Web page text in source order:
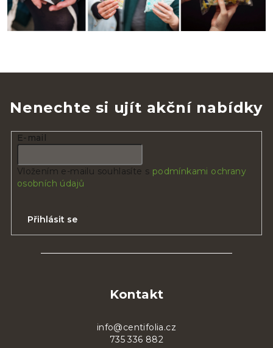
Nenechte si ujít akční nabídky
E-mail
Vložením e-mailu souhlasíte s podmínkami ochrany
osobních údajů
Přihlásit se
Kontakt
info@centifolia.cz
735 336 882